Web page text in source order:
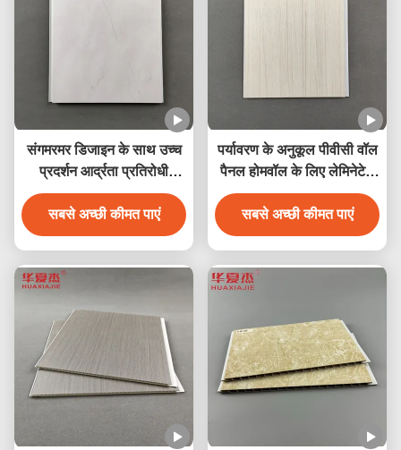
संगमरमर डिजाइन के साथ उच्च
प्रदर्शन आर्द्रता प्रतिरोधी
पीवीसी दीवार पैनल
सबसे अच्छी कीमत पाएं
पर्यावरण के अनुकूल पीवीसी वॉल
पैनल होमवॉल के लिए लेमिनेटेड
पीवीसी डेकोरेशन पैनल
सबसे अच्छी कीमत पाएं